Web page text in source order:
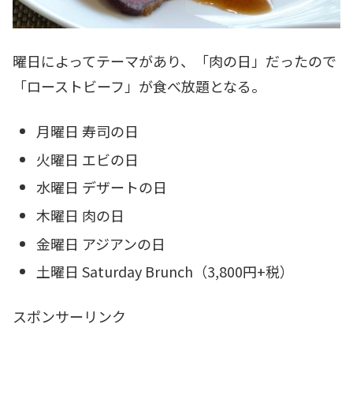
曜日によってテーマがあり、「肉の日」だったので
「ローストビーフ」が食べ放題となる。
月曜日 寿司の日
火曜日 エビの日
水曜日 デザートの日
木曜日 肉の日
金曜日 アジアンの日
土曜日 Saturday Brunch（3,800円+税）
スポンサーリンク